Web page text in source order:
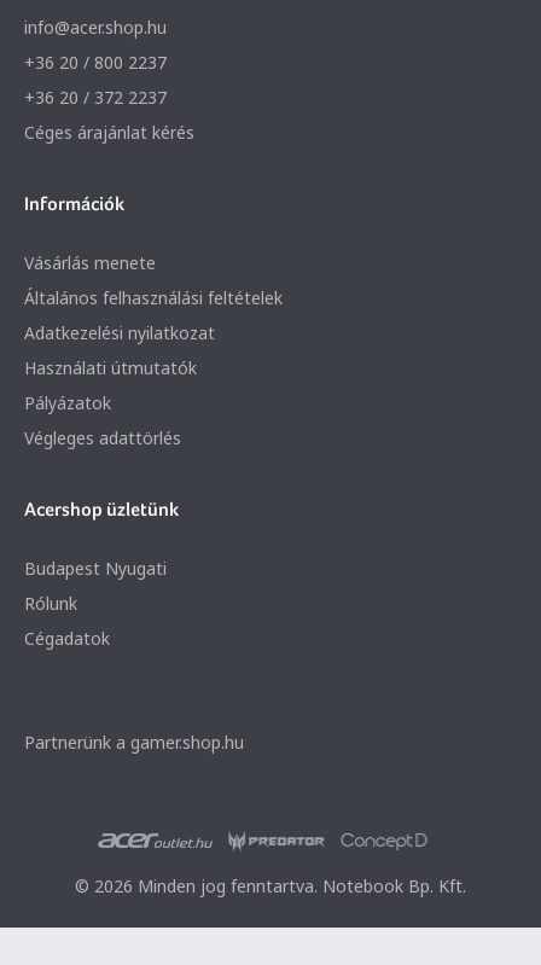
info@acer.shop.hu
+36 20 / 800 2237
+36 20 / 372 2237
Céges árajánlat kérés
Információk
Vásárlás menete
Általános felhasználási feltételek
Adatkezelési nyilatkozat
Használati útmutatók
Pályázatok
Végleges adattörlés
Acershop üzletünk
Budapest Nyugati
Rólunk
Cégadatok
Partnerünk a gamer.shop.hu
© 2026 Minden jog fenntartva. Notebook Bp. Kft.